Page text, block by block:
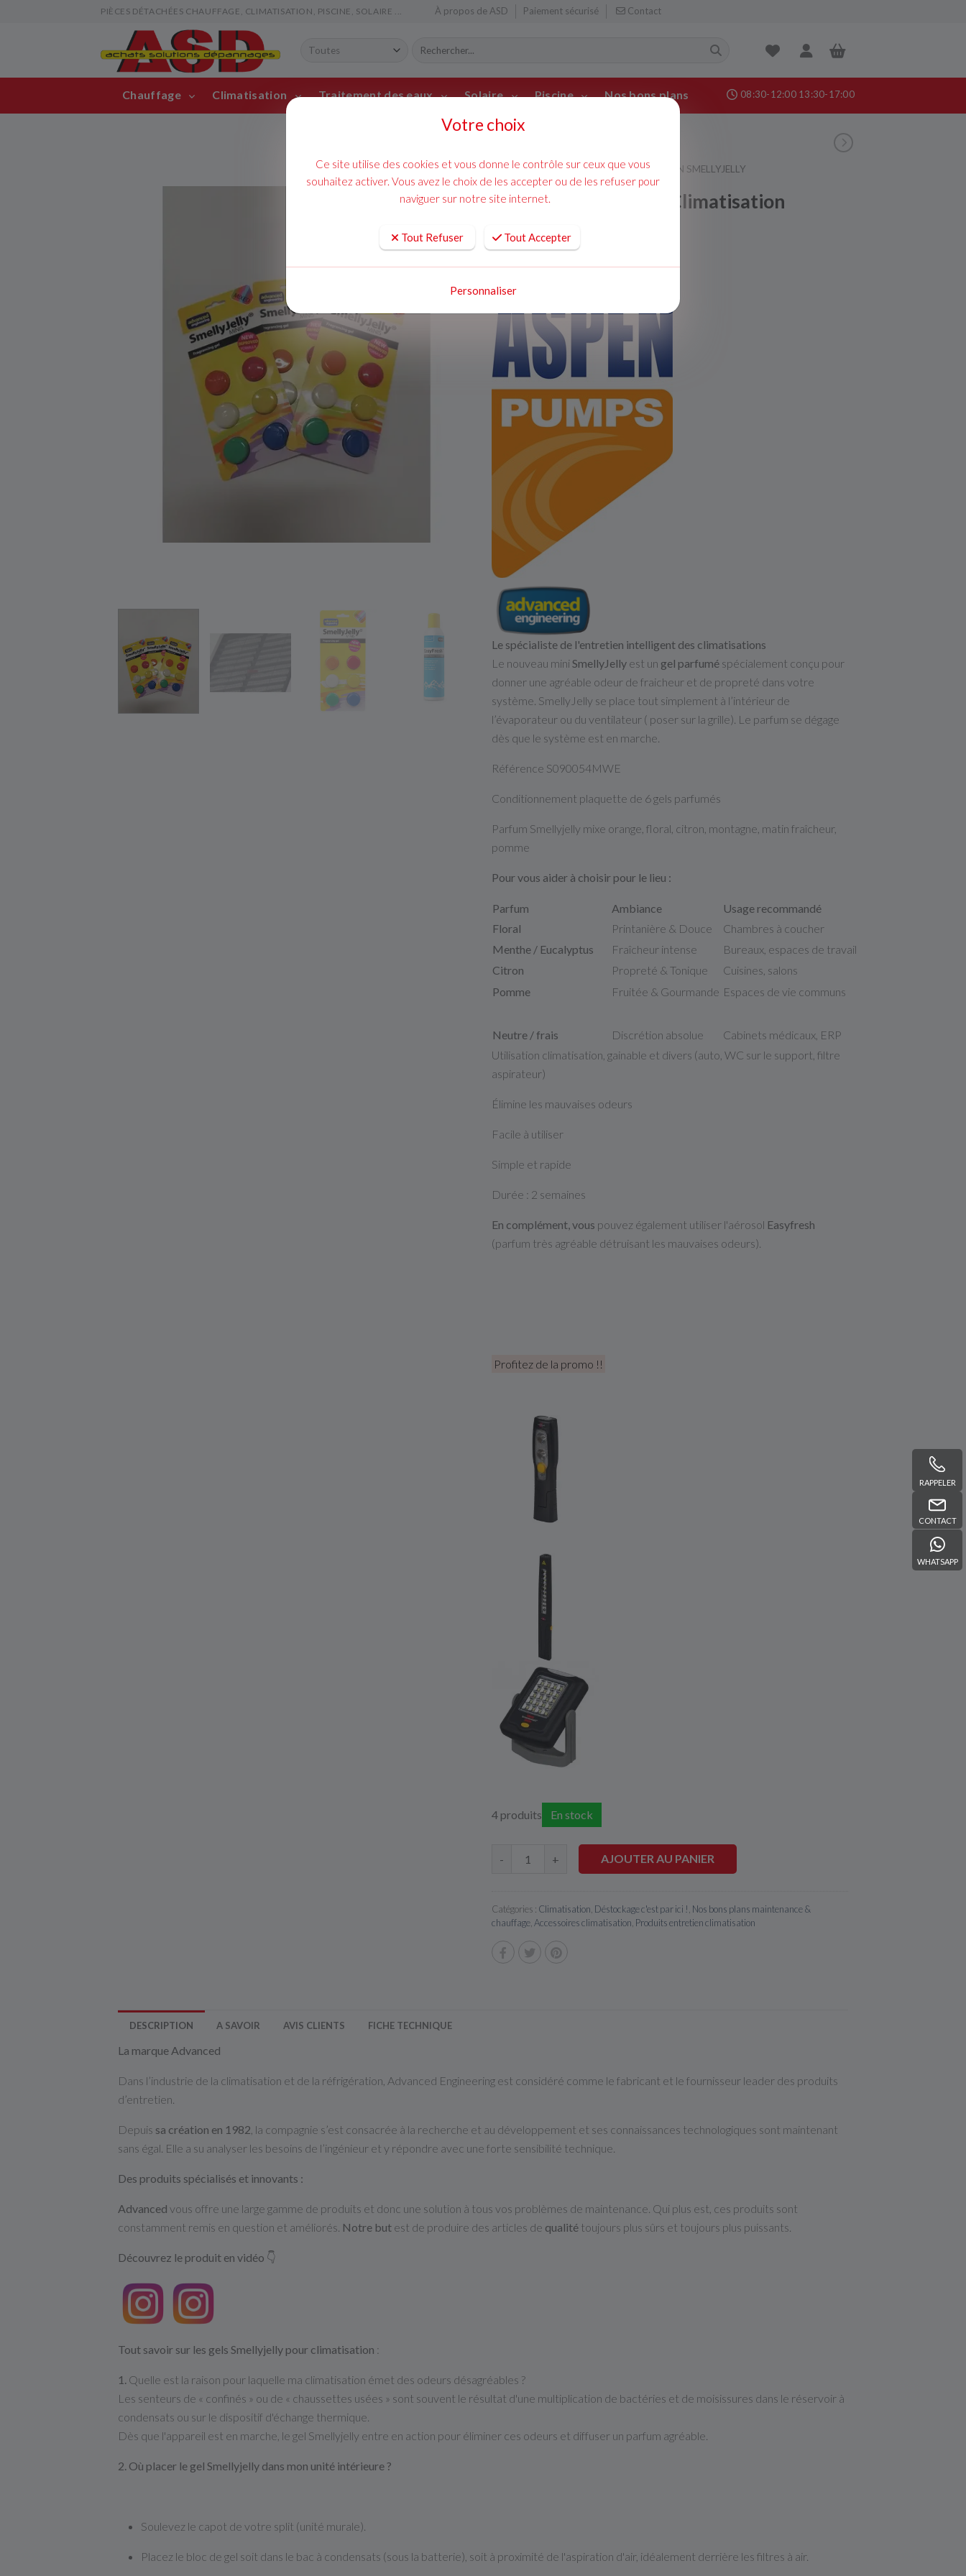
PIÈCES DÉTACHÉES CHAUFFAGE, CLIMATISATION, PISCINE, SOLAIRE ... À propos de ASD Paiement sécurisé Contact
Chauffage Climatisation Traitement des eaux Solaire Piscine Nos bons plans
chauffage
08:30-12:00 13:30-17:00
RAPPELER
CONTACT
WHATSAPP
GEL DÉODORANT POUR CLIMATISATION SMELLYJELLY
Gel Déodorant pour Climatisation
14,88 € TTC
Le spécialiste de l'entretien intelligent des climatisations
Le nouveau miniSmellyJelly est un gel parfumé spécialement conçu pour
donner une agréable odeur de fraicheur et de propreté dans votre
système. SmellyJelly se place tout simplement à l’intérieur de
l’évaporateur ou du ventilateur ( poser sur la grille). Le parfum se dégage
dès que le système est en marche.
Référence S090054MWE
Conditionnement plaquette de 6 gels parfumés
Parfum Smellyjelly mixe orange, floral, citron, montagne, matin fraîcheur,
pomme
Pour vous aider à choisir pour le lieu :
Parfum Ambiance
Usage recommandé
Floral
Printanière & Douce
Chambres à coucher
Menthe / Eucalyptus
Fraîcheur intense
Bureaux, espaces de travail
Citron
Propreté & Tonique
Cuisines, salons
Pomme
Fruitée & Gourmande Espaces de vie communs
Neutre / frais Discrétion absolue
Cabinets médicaux, ERP
Utilisation climatisation, gainable et divers (auto, WC sur le support, filtre
aspirateur)
Élimine les mauvaises odeurs
Facile à utiliser
Simple et rapide
Durée : 2 semaines
En complément, vous pouvez également utiliser l'aérosol Easyfresh
(parfum très agréable détruisant les mauvaises odeurs).
Profitez de la promo !!
4 produits En stock
- + AJOUTER AU PANIER
Catégories : Climatisation Déstockage c'est par ici ! Nos bons plans maintenance &
chauffage Accessoires climatisation Produits entretien climatisation
DESCRIPTION A SAVOIR AVIS CLIENTS FICHE TECHNIQUE
La marque Advanced
Dans l’industrie de la climatisation et de la réfrigération, Advanced Engineering est considéré comme le fabricant et le fournisseur leader des produits
d’entretien.
Depuis sa création en 1982 , la compagnie s’est consacrée à la recherche et au développement et ses connaissances technologiques sont maintenant
sans égal. Elle a su analyser les besoins de l’ingénieur et y répondre avec une forte sensibilité technique.
Des produits spécialisés et innovants :
Advanced vous offre une large gamme de produits et donc une solution à tous vos problèmes de maintenance. Qui plus est, ces produits sont
constamment remis en question et améliorés. Notre but est de produire des articles de qualité toujours plus sûrs et toujours plus puissants.
Découvrez le produit en vidéo 👇
Tout savoir sur les gels Smellyjelly pour climatisation :
1. Quelle est la raison pour laquelle ma climatisation émet des odeurs désagréables ?
Les senteurs de « confinés » ou de « chaussettes usées » sont souvent le résultat d'une multiplication de bactéries et de moisissures dans le réservoir à
condensats ou sur le dispositif d'échange thermique.
Dès que l'appareil est en marche, le gel Smellyjelly entre en action pour éliminer ces odeurs et diffuser un parfum agréable.
2. Où placer le gel Smellyjelly dans mon unité intérieure ?
Soulevez le capot de votre split (unité murale).
Placez le bloc de gel soit dans le bac à condensats (sous la batterie), soit à proximité de l'aspiration d'air, idéalement derrière les filtres à air.
Votre choix
Ce site utilise des cookies et vous donne le contrôle sur ceux que vous
souhaitez activer. Vous avez le choix de les accepter ou de les refuser pour
naviguer sur notre site internet.
Tout Refuser Tout Accepter
Personnaliser